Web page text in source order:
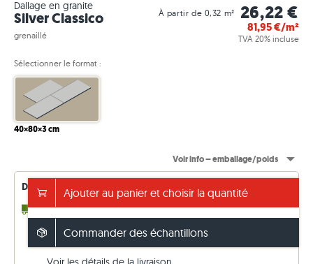
Dallage en granite
Silver Classico
grenaillé
À partir de 0,32 m² 26,22 €
81,95€/m²
TVA 20% incluse
Sélectionner le format :
40×80×3 cm
Voir info – emballage/poids
Délais de livraison : régulièrement mis à jour
2 - 3 semaines jusqu'à 15,36 m² (en
réapprovisionnement)
Ajouter au panier et choisir la quantité
Commander des échantillons